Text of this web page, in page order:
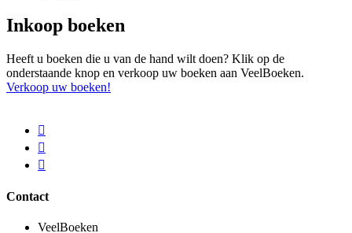
Inkoop boeken
Heeft u boeken die u van de hand wilt doen? Klik op de
onderstaande knop en verkoop uw boeken aan VeelBoeken.
Verkoop uw boeken!
Contact
VeelBoeken